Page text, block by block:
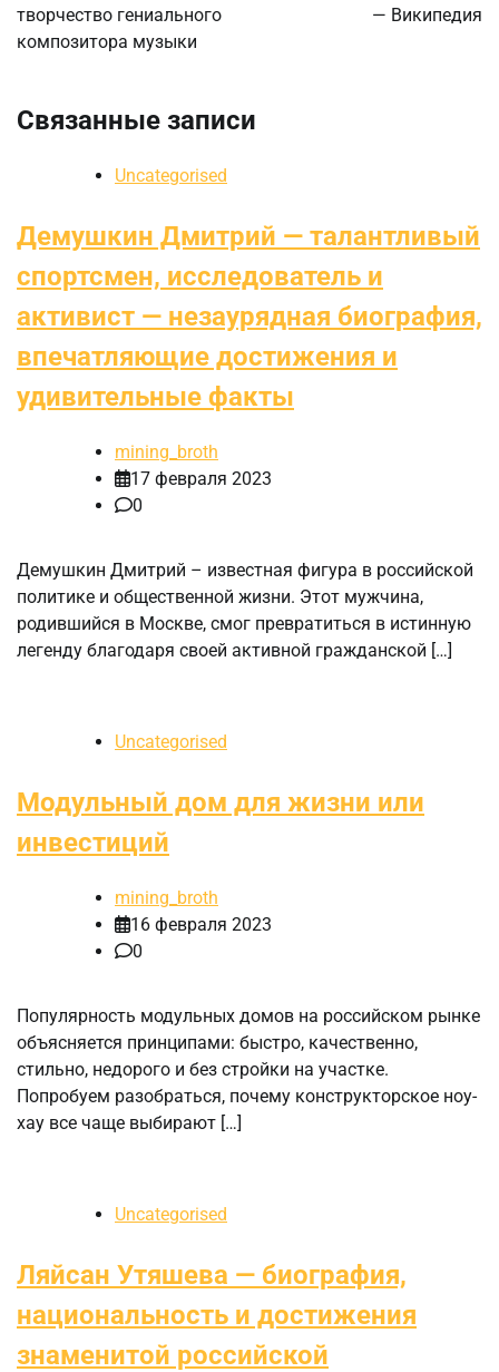
записям
творчество гениального
композитора музыки
— Википедия
Связанные записи
Uncategorised
Демушкин Дмитрий — талантливый
спортсмен, исследователь и
активист — незаурядная биография,
впечатляющие достижения и
удивительные факты
mining_broth
17 февраля 2023
0
Демушкин Дмитрий – известная фигура в российской
политике и общественной жизни. Этот мужчина,
родившийся в Москве, смог превратиться в истинную
легенду благодаря своей активной гражданской […]
Uncategorised
Модульный дом для жизни или
инвестиций
mining_broth
16 февраля 2023
0
Популярность модульных домов на российском рынке
объясняется принципами: быстро, качественно,
стильно, недорого и без стройки на участке.
Попробуем разобраться, почему конструкторское ноу-
хау все чаще выбирают […]
Uncategorised
Ляйсан Утяшева — биография,
национальность и достижения
знаменитой российской